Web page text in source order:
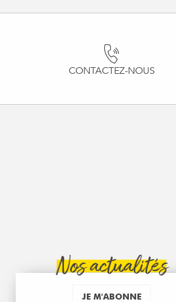
CONTACTEZ-NOUS
Nos actualités
JE M'ABONNE